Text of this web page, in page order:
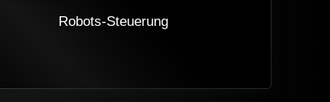
Robots-Steuerung